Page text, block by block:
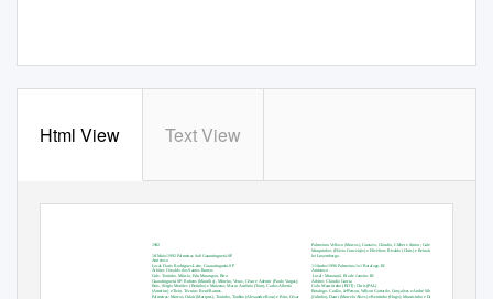
Html View Text View
ficha técnica
1992
Palmeiras: Velloso (Marcos), Gustavo, Cláudio, Cléber e Júnior; Galeano, Amaral (Ósio),
Marquinhos (Flávio Conceição) e Elivélton; Rivaldo (Chris) e Reinaldo. Técnico: Vander-
lei Luxemburgo.
16/Maio/1992 Palmeiras 4x0 Guaratinguetá-SP
Amistoso
Local: Dario Rodrigues Leite, Guaratinguetá-SP
11/Junho/1996 Palmeiras 1x1 Botafogo-RJ
Árbitro: Osvaldo dos Santos Ramos
Amistoso
Gols: Toninho, Márcio, Edu Marangon, Biro Local: Maracanã, Rio de Janeiro-RJ
Guaratinguetá-SP: Rubens (Maurílio), Mineiro, Veras, César e Ademir (Paulo Vargas);
Brás, Sérgio Moráles (Betinho) e Maizena; Marco Antônio (Tom), Carlos Alberto
(Américo) e Tiziu. Técnico: Benê Ramos.
Palmeiras: Marcos, Odair (Marques), Toninho, Tonhão (Alexandre Rosa) e Biro; César
Árbitro: Cláudio Garcia
Gols: Mauricinho (BOT); Chris (PAL)
Botafogo: Carlão, Jeﬀerson, Wilson Gottardo, Gonçalves e André Silva; Souza, Moisés
(Julinho), Dauri (Marcelo Alves) e Bentinho (Hugo); Mauricinho e Donizete. Técnico: